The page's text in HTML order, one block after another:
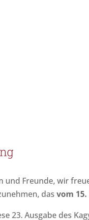
und Freunde, wir
dasvom
23. Ausgabe des